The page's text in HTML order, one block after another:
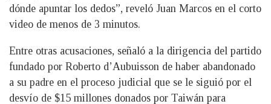
dónde apuntar los dedos”, reveló Juan Marcos en el corto
video de menos de 3 minutos.
Entre otras acusaciones, señaló a la dirigencia del partido
fundado por Roberto d’Aubuisson de haber abandonado
a su padre en el proceso judicial que se le siguió por el
desvío de $15 millones donados por Taiwán para